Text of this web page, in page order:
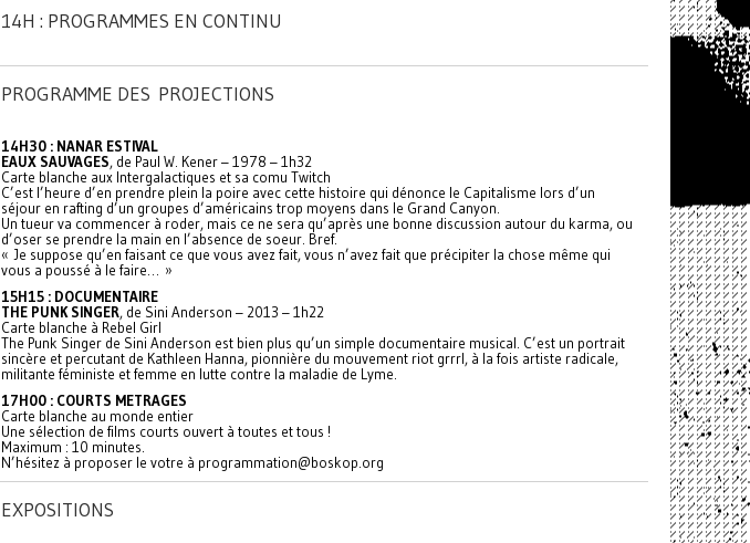
14H : PROGRAMMES EN CONTINU
PROGRAMME DES PROJECTIONS
14H30 : NANAR ESTIVAL
EAUX SAUVAGES, de Paul W. Kener – 1978 – 1h32
Carte blanche aux Intergalactiques et sa comu Twitch
C’est l’heure d’en prendre plein la poire avec cette histoire qui dénonce le Capitalisme lors d’un
séjour en rafting d’un groupes d’américains trop moyens dans le Grand Canyon.
Un tueur va commencer à roder, mais ce ne sera qu’après une bonne discussion autour du karma, ou
d’oser se prendre la main en l’absence de soeur. Bref.
« Je suppose qu’en faisant ce que vous avez fait, vous n’avez fait que précipiter la chose même qui
vous a poussé à le faire… »
15H15 : DOCUMENTAIRE
THE PUNK SINGER, de Sini Anderson – 2013 – 1h22
Carte blanche à Rebel Girl
The Punk Singer de Sini Anderson est bien plus qu’un simple documentaire musical. C’est un portrait
sincère et percutant de Kathleen Hanna, pionnière du mouvement riot grrrl, à la fois artiste radicale,
militante féministe et femme en lutte contre la maladie de Lyme.
17H00 : COURTS METRAGES
Carte blanche au monde entier
Une sélection de films courts ouvert à toutes et tous !
Maximum : 10 minutes.
N’hésitez à proposer le votre à programmation@boskop.org
EXPOSITIONS